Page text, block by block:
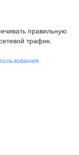
правильную
трафик.